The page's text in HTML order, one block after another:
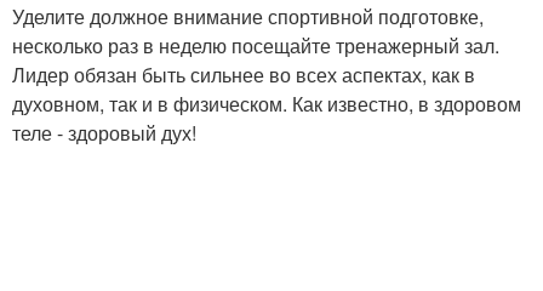
Уделите должное внимание спортивной подготовке,
несколько раз в неделю посещайте тренажерный зал.
Лидер обязан быть сильнее во всех аспектах, как в
духовном, так и в физическом. Как известно, в здоровом
теле - здоровый дух!